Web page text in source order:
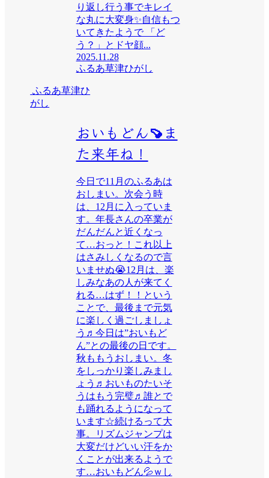
り返し行う事でキレイ
な丸に大変身✨自信もつ
いてきたようで 「ど
う？」とドヤ顔...
2025.11.28
ふるあ草津ひがし
ふるあ草津ひ
がし
おいもどん🍠ま
た来年ね！
今日で11月のふるあは
おしまい。次会う時
は、12月に入っていま
す。年長さんの卒業が
だんだんと近くなっ
て…おっと！これ以上
はさみしくなるので言
いませぬ😭12月は、楽
しみなあの人が来てく
れる…はず！！という
ことで、最後まで元気
に楽しく過ごしましょ
う♬今日は”おいもど
ん”との最後の日です。
秋ももうおしまい。冬
をしっかり楽しみまし
ょう♬おいものたいそ
うはもう完璧♬誰とで
も踊れるようになって
います☆続けるって大
事。リズムジャンプは
大変だけどいい汗をか
くことが出来るようで
す…おいもどん💦ｗし